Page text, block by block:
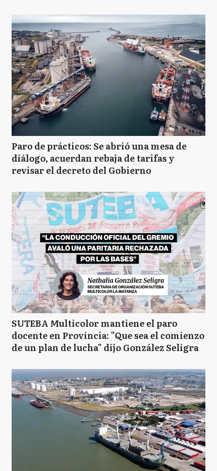
Paro de prácticos: Se abrió una mesa de
diálogo, acuerdan rebaja de tarifas y
revisar el decreto del Gobierno
SUTEBA Multicolor mantiene el paro
docente en Provincia: "Que sea el comienzo
de un plan de lucha" dijo González Seligra